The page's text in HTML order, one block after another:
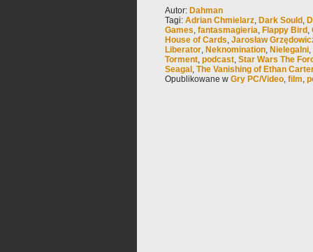
Autor: Dahman
Tagi: Adrian Chmielarz, Dark Sould ,
Games, fantasmagieria, Flappy Bird ,
House of Cards, Jarosław
Liberator, Neknomination, Nielegalni,
Torment, podcast, Star Wars The
Seagal , The Vanishing of Ethan
Opublikowane w Gry PC/Video, film,